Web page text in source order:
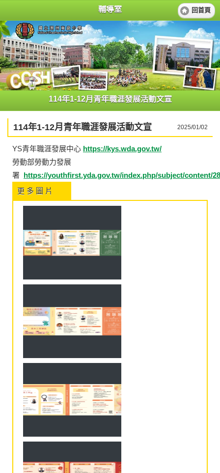
輔導室 回首頁
114年1-12月青年職涯發展活動文宣
114年1-12月青年職涯發展活動文宣 2025/01/02
YS青年職涯發展中心 https://kys.wda.gov.tw/
勞動部勞動力發展
署 https://youthfirst.yda.gov.tw/index.php/subject/content/
更 多 圖 片